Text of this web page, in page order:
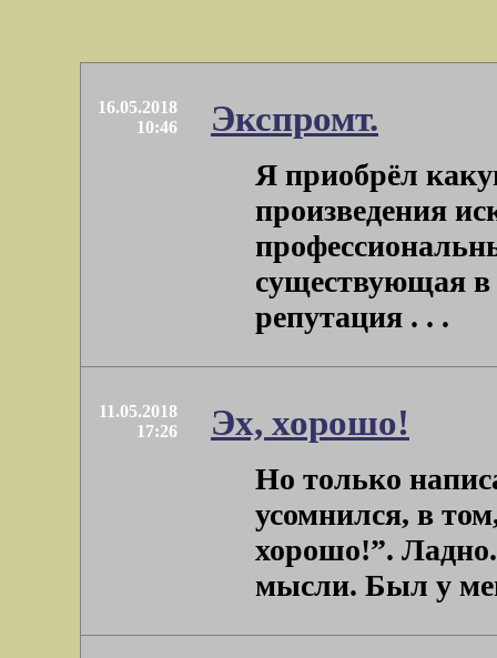
16.05.2018
10:46
Экспромт.
Я приобрёл
произведения
существующая в
репутация . . .
11.05.2018
17:26
Эх, хорошо!
Но только
усомнился, в
хорошо!”.
мысли. Был у